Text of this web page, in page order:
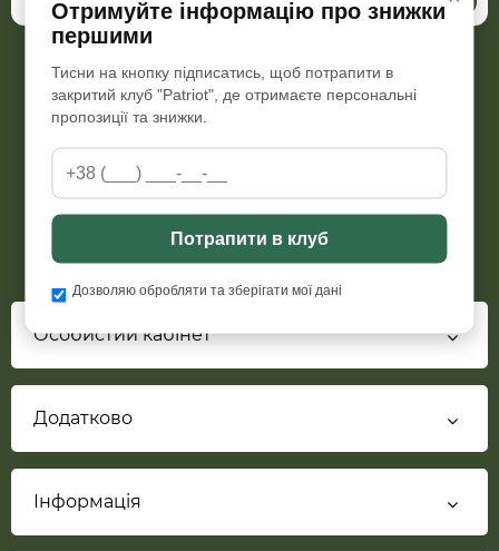
Отримуйте інформацію про знижки
першими
Тисни на кнопку підписатись, щоб потрапити в
закритий клуб "Patriot", де отримаєте персональні
пропозиції та знижки.
Потрапити в клуб
Дозволяю обробляти та зберігати мої дані
Пн-Пт з 09:00 до 18:00
Сб з 10:00 до 15:30, Нд-вихідний
+38 (066) 298 76 92
patriot.armor.com.ua@gmail.com
Особистий кабінет
Додатково
Інформація